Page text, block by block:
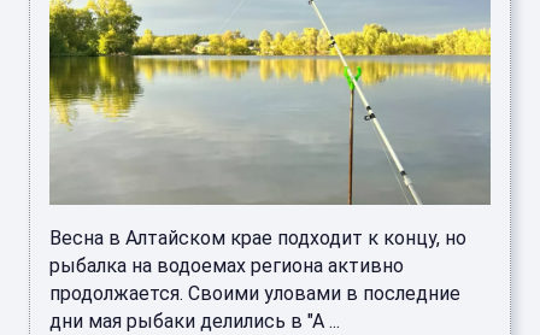
Весна в Алтайском крае подходит к концу, но
рыбалка на водоемах региона активно
продолжается. Своими уловами в последние
дни мая рыбаки делились в "А ...